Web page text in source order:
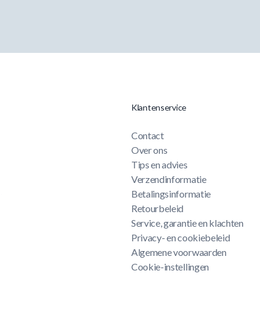
Klantenservice
Contact
Over ons
Tips en advies
Verzendinformatie
Betalingsinformatie
Retourbeleid
Service, garantie en klachten
Privacy- en cookiebeleid
Algemene voorwaarden
Cookie-instellingen